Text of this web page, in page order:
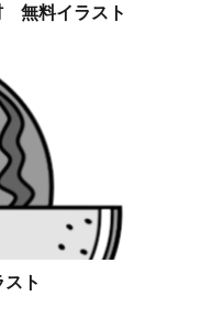
無料イラスト
ト